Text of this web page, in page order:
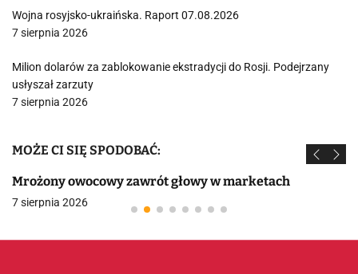
Wojna rosyjsko-ukraińska. Raport 07.08.2026
7 sierpnia 2026
Milion dolarów za zablokowanie ekstradycji do Rosji. Podejrzany
usłyszał zarzuty
7 sierpnia 2026
MOŻE CI SIĘ SPODOBAĆ:
Mrożony owocowy zawrót głowy w marketach
7 sierpnia 2026